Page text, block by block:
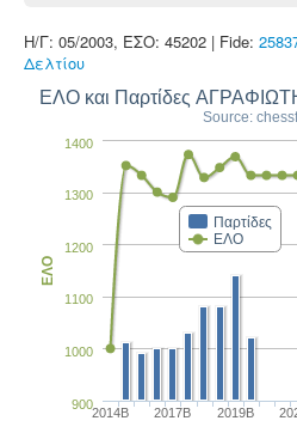
Η/Γ: 05/2003, ΕΣΟ: 45202 | Fide:
Δελτίου
ΕΛΟ και Παρτίδες
Source:
Παρτίδες
ΕΛΟ
2014B 2017B 2019B
900
1000
1100
1200
1300
1400
ΕΛΟ